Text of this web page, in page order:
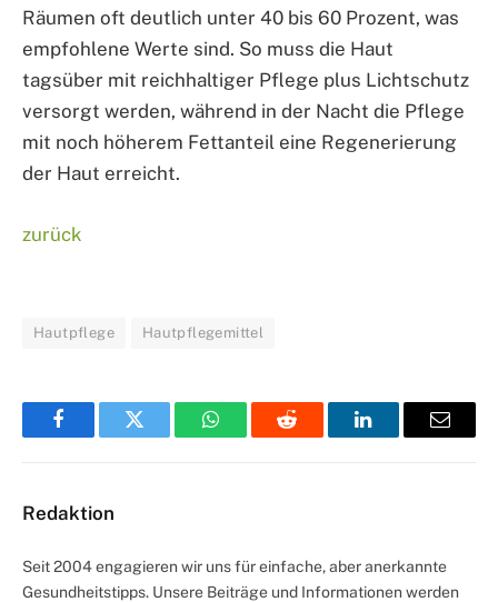
Räumen oft deutlich unter 40 bis 60 Prozent, was
empfohlene Werte sind. So muss die Haut
tagsüber mit reichhaltiger Pflege plus Lichtschutz
versorgt werden, während in der Nacht die Pflege
mit noch höherem Fettanteil eine Regenerierung
der Haut erreicht.
zurück
Hautpflege Hautpflegemittel
FacebookTwitter WhatsAppReddit LinkedInEmail
Redaktion
Seit 2004 engagieren wir uns für einfache, aber anerkannte
Gesundheitstipps. Unsere Beiträge und Informationen werden